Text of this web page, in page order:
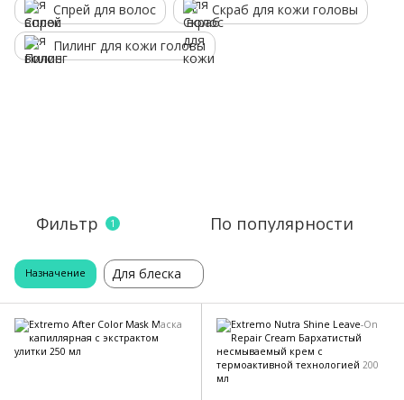
Спрей для волос Скраб для кожи головы
Пилинг для кожи головы
Фильтр 1 По популярности
Назначение Для блеска